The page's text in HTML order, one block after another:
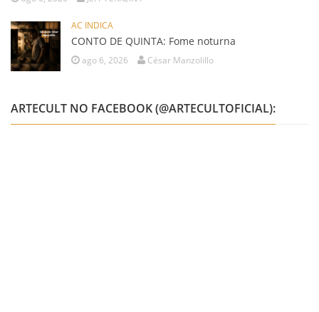
AC INDICA
CONTO DE QUINTA: Fome noturna
ago 6, 2026 César Manzolillo
ARTECULT NO FACEBOOK (@ARTECULTOFICIAL):